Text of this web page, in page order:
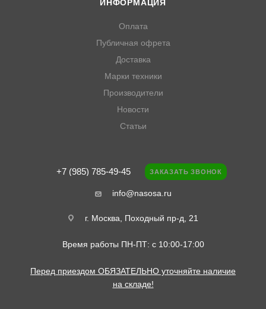
ИНФОРМАЦИЯ
Оплата
Публичная офрета
Доставка
Марки техники
Производители
Новости
Статьи
+7 (985) 785-49-45 ЗАКАЗАТЬ ЗВОНОК
info@nasosa.ru
г. Москва, Походный пр-д, 21
Время работы ПН-ПТ: с 10:00-17:00
Перед приездом ОБЯЗАТЕЛЬНО уточняйте наличие
на складе!